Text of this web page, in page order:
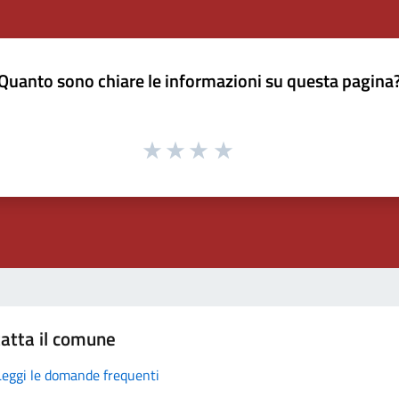
sono chiare le informazioni su questa
il comune
le domande frequenti